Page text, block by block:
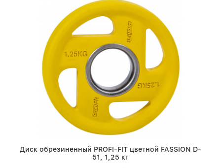
Диск обрезиненный PROFI-FIT цветной FASSION D-
51, 1,25 кг